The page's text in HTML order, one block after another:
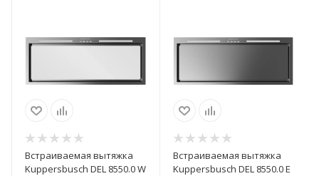
Встраиваемая вытяжка
Kuppersbusch DEL 8550.0 W
Встраиваемая вытяжка
Kuppersbusch DEL 8550.0 E